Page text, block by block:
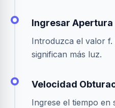
Ingresar Apertura
Introduzca el valor
significan más luz.
Velocidad
Ingrese el tiempo en